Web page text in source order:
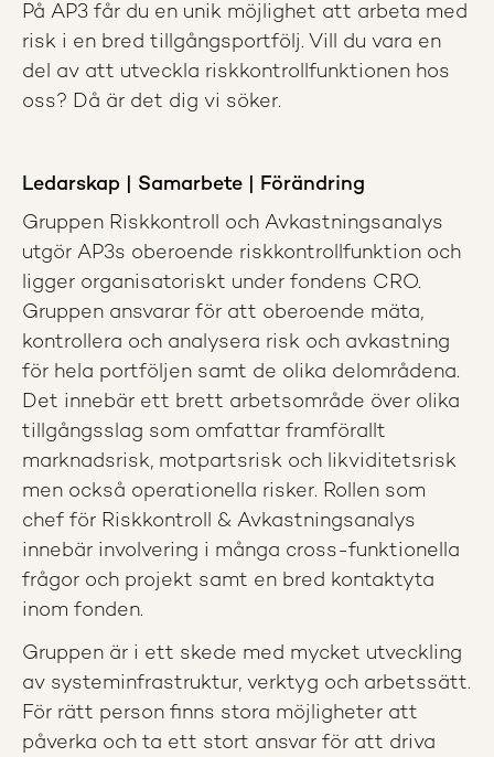
På AP3 får du en unik möjlighet att arbeta med
risk i en bred tillgångsportfölj. Vill du vara en
del av att utveckla riskkontrollfunktionen hos
oss? Då är det dig vi söker.
Ledarskap | Samarbete | Förändring
Gruppen Riskkontroll och Avkastningsanalys
utgör AP3s oberoende riskkontrollfunktion och
ligger organisatoriskt under fondens CRO.
Gruppen ansvarar för att oberoende mäta,
kontrollera och analysera risk och avkastning
för hela portföljen samt de olika delområdena.
Det innebär ett brett arbetsområde över olika
tillgångsslag som omfattar framförallt
marknadsrisk, motpartsrisk och likviditetsrisk
men också operationella risker. Rollen som
chef för Riskkontroll & Avkastningsanalys
innebär involvering i många cross-funktionella
frågor och projekt samt en bred kontaktyta
inom fonden.
Gruppen är i ett skede med mycket utveckling
av systeminfrastruktur, verktyg och arbetssätt.
För rätt person finns stora möjligheter att
påverka och ta ett stort ansvar för att driva